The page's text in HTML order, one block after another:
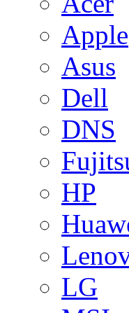
Apple
Asus
Dell
DNS
HP
LG